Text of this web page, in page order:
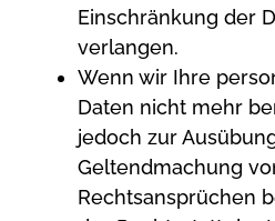
Einschränkung der
verlangen.
Wenn wir Ihre
Daten nicht mehr
jedoch zur
Geltendmachung
Rechtsansprüchen